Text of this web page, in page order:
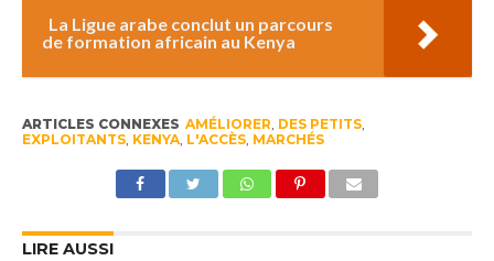
La Ligue arabe conclut un parcours
de formation africain au Kenya
ARTICLES CONNEXES AMÉLIORER, DES PETITS,
EXPLOITANTS, KENYA, L'ACCÈS, MARCHÉS
LIRE AUSSI